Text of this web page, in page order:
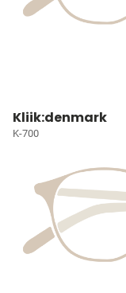
Kliik:denmark
K-700